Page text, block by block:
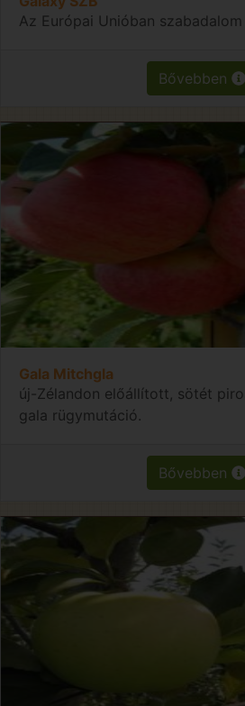
Az Európai Unióban
Bővebben
Gala Mitchgla
új-Zélandon előállított, sötét
gala rügymutáció.
Bővebben